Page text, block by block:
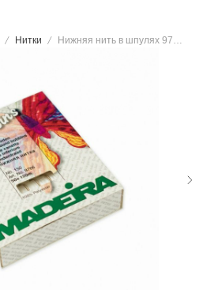
Нитки Нижняя нить в шпулях 9766 Madeira Bobbins №150, 50×120 м.